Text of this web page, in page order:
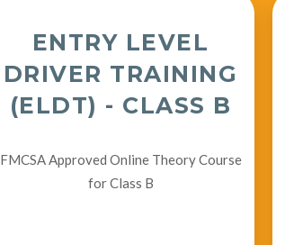
ENTRY LEVEL
DRIVER TRAINING
(ELDT) - CLASS B
FMCSA Approved Online Theory Course
for Class B